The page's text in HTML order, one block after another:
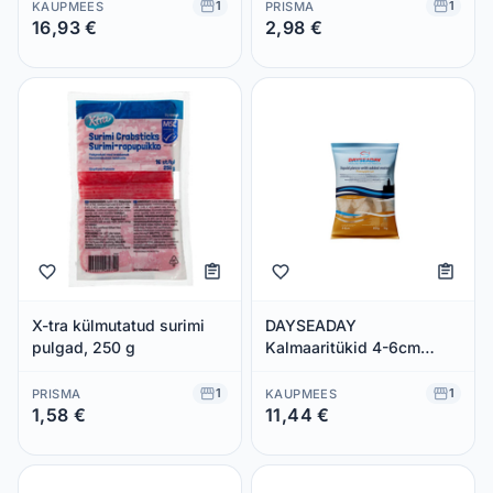
KAUPMEES 1
16,93 €
PRISMA 1
2,98 €
X-tra külmutatud surimi
pulgad, 250 g
PRISMA 1
1,58 €
DAYSEADAY
Kalmaaritükid 4-6cm
KAUPMEES 1
11,44 €